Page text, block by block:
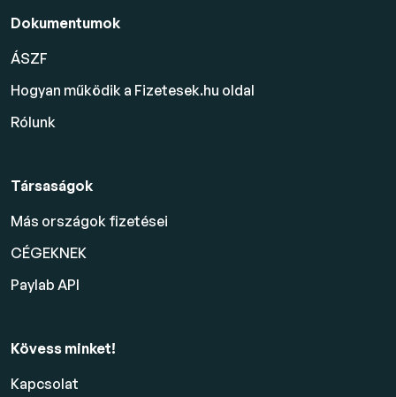
Dokumentumok
ÁSZF
Hogyan működik a Fizetesek.hu oldal
Rólunk
Társaságok
Más országok fizetései
CÉGEKNEK
Paylab API
Kövess minket!
Kapcsolat